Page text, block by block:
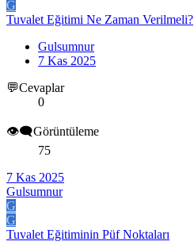
G
Tuvalet Eğitimi Ne Zaman Verilmeli?
Gulsumnur
7 Kas 2025
💬Cevaplar
0
👁️‍🗨️Görüntüleme
75
7 Kas 2025
Gulsumnur
G
G
Tuvalet Eğitiminin Püf Noktaları